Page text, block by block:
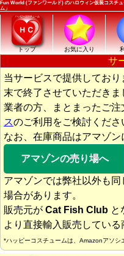
Fun World (ファンワールド) のハロウィン仮装コスチ
ム」
トップ お気に入り
サ
当サービスで提供してお
末で終了させていただきま
業者の方、まとまったご注
スのご利用をご検討くださ
なお、在庫商品はアマゾン
アマゾンの売り場へ
アマゾンでは弊社以外も
場合があります。
販売元が Cat Fish Club と
より直接輸入販売している
*ハッピーコスチュームは、Amazonアソシ